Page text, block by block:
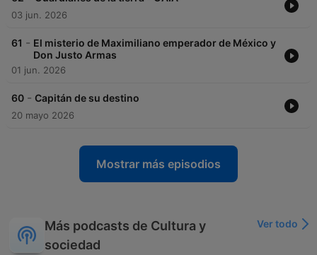
03 jun. 2026
61 - El misterio de Maximiliano emperador de México y
Don Justo Armas
01 jun. 2026
60 - Capitán de su destino
20 mayo 2026
Mostrar más episodios
Más podcasts de Cultura y
sociedad
Ver todo